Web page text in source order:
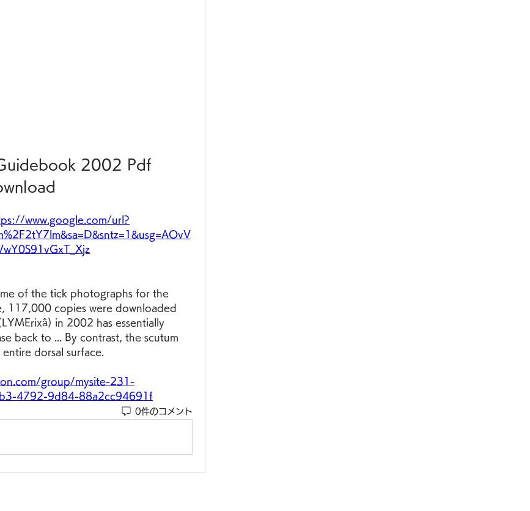
2002 Pdf
www.google.com/url?
of the tick photographs for the
117,000 copies were downloaded
in 2002 has essentially
back to ... By contrast, the scutum
dorsal surface.
group/mysite-231-
4792-9d84-88a2cc94691f
0件のコメント